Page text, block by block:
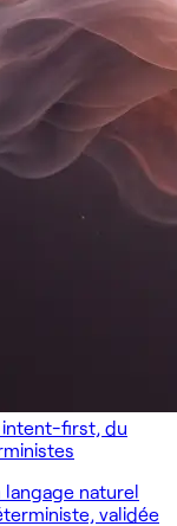
intent-first, du
naturel
validée